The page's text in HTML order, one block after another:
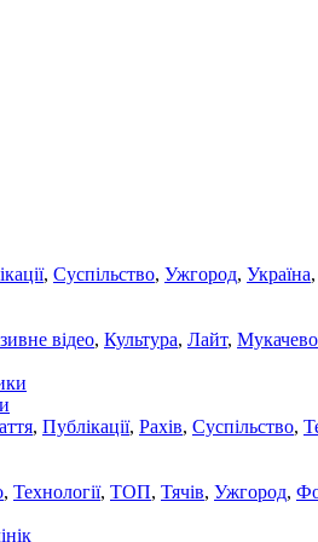
, Суспільство, Ужгород, Україна,
відео, Культура, Лайт, Мукачево
, Публікації, Рахів, Суспільство,
, Технології, ТОП, Тячів, Ужгород,